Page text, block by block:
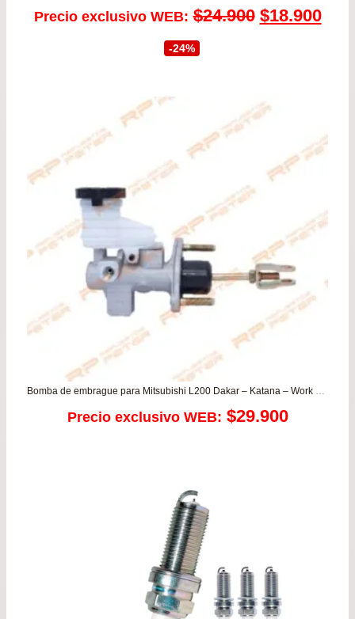
Precio exclusivo WEB: $24.900 El
era:
$24.900.
$18.900El
-24%
Bomba de embrague para Mitsubishi L200 Dakar – Katana – Work – Montero Sport
Precio exclusivo WEB: $29.900